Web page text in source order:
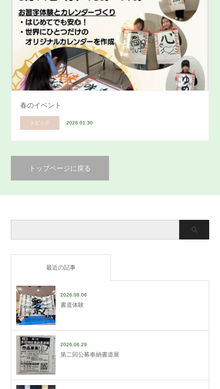
春のイベント
トピック 2026.01.30
トップページに戻る
最近の記事
2026.08.06
書道体験
2026.06.29
第二回公募奉納書道展